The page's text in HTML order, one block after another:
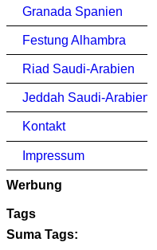
Granada Spanien
Festung Alhambra
Riad Saudi-Arabien
Jeddah Saudi-Arabien
Kontakt
Impressum
Werbung
Tags
Suma Tags: